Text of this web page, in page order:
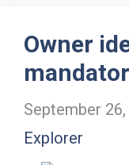
Owner
September
Explorer